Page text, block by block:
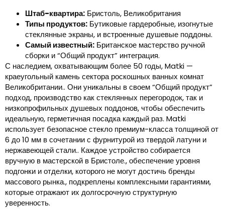
Штаб-квартира: Бристоль, Великобритания
Типы продуктов: Бутиковые гардеробные, изогнутые
стеклянные экраны, и встроенные душевые поддоны.
Самый известный: Британское мастерство ручной
сборки и “Общий продукт” интеграция.
С наследием, охватывающим более 50 годы, Matki —
краеугольный камень сектора роскошных ванных комнат
Великобритании.. Они уникальны в своем “Общий продукт”
подход, производство как стеклянных перегородок, так и
низкопрофильных душевых поддонов, чтобы обеспечить
идеальную, герметичная посадка каждый раз. Matki
использует безопасное стекло премиум-класса толщиной от
6 до 10 мм в сочетании с фурнитурой из твердой латуни и
нержавеющей стали.. Каждое устройство собирается
вручную в мастерской в ​​Бристоле., обеспечение уровня
подгонки и отделки, которого не могут достичь бренды
массового рынка., подкреплены комплексными гарантиями,
которые отражают их долгосрочную структурную
уверенность.